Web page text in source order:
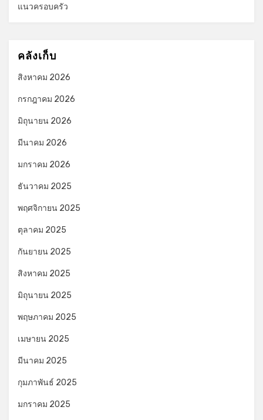
แนวครอบครัว
คลังเก็บ
สิงหาคม 2026
กรกฎาคม 2026
มิถุนายน 2026
มีนาคม 2026
มกราคม 2026
ธันวาคม 2025
พฤศจิกายน 2025
ตุลาคม 2025
กันยายน 2025
สิงหาคม 2025
มิถุนายน 2025
พฤษภาคม 2025
เมษายน 2025
มีนาคม 2025
กุมภาพันธ์ 2025
มกราคม 2025